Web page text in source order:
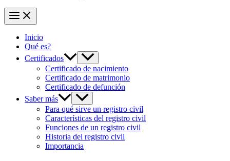
Inicio
Qué es?
Certificados
Certificado de nacimiento
Certificado de matrimonio
Certificado de defunción
Saber más
Para qué sirve un registro civil
Características del registro civil
Funciones de un registro civil
Historia del registro civil
Importancia